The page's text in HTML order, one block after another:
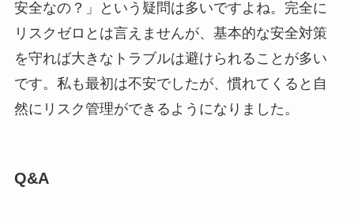
安全なの？」という疑問は多いですよね。完全に
リスクゼロとは言えませんが、基本的な安全対策
を守れば大きなトラブルは避けられることが多い
です。私も最初は不安でしたが、慣れてくると自
然にリスク管理ができるようになりました。
Q&A